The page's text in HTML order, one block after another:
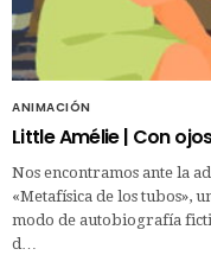
ANIMACIÓN
Little Amélie | Con
Nos encontramos ante la
«Metafísica de los tubos»,
modo de autobiografía
d…